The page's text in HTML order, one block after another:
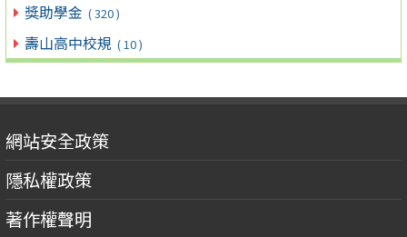
獎助學金 ( 320 )
壽山高中校規 ( 10 )
網站安全政策
隱私權政策
著作權聲明